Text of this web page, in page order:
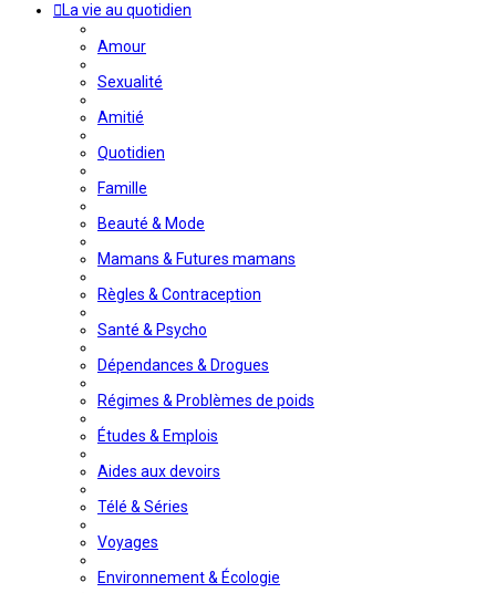
La vie au quotidien
Amour
Sexualité
Amitié
Quotidien
Famille
Beauté & Mode
Mamans & Futures mamans
Règles & Contraception
Santé & Psycho
Dépendances & Drogues
Régimes & Problèmes de poids
Études & Emplois
Aides aux devoirs
Télé & Séries
Voyages
Environnement & Écologie